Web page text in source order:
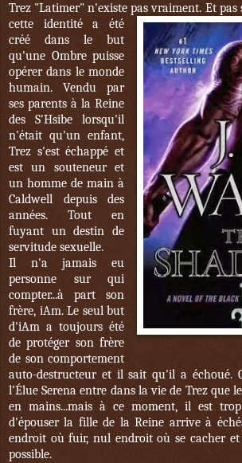
Trez "Latimer" n'existe pas vraiment. Et pas
cette identité a été
créé dans le but
qu'une Ombre puisse
opérer dans le monde
humain. Vendu par
ses parents à la Reine
des S'Hsibe lorsqu'il
n'était qu'un enfant,
Trez s'est échappé et
est un souteneur et
un homme de main à
Caldwell depuis des
années. Tout en
fuyant un destin de
servitude sexuelle.
Il n'a jamais eu
personne sur qui
compter...à part son
frère, iAm. Le seul but
d'iAm a toujours été
de protéger son frère
de son comportement
auto-destructeur et il sait qu'il a échoué.
l’Élue Serena entre dans la vie de Trez que
en mains...mais à ce moment, il est
d'épouser la fille de la Reine arrive à
endroit où fuir, nul endroit où se cacher et
possible.